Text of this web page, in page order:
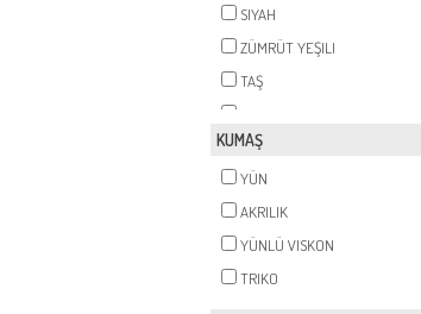
SIYAH
ZÜMRÜT YEŞILI
TAŞ
BORDO
KUMAŞ
YÜN
AKRILIK
YÜNLÜ VISKON
TRIKO